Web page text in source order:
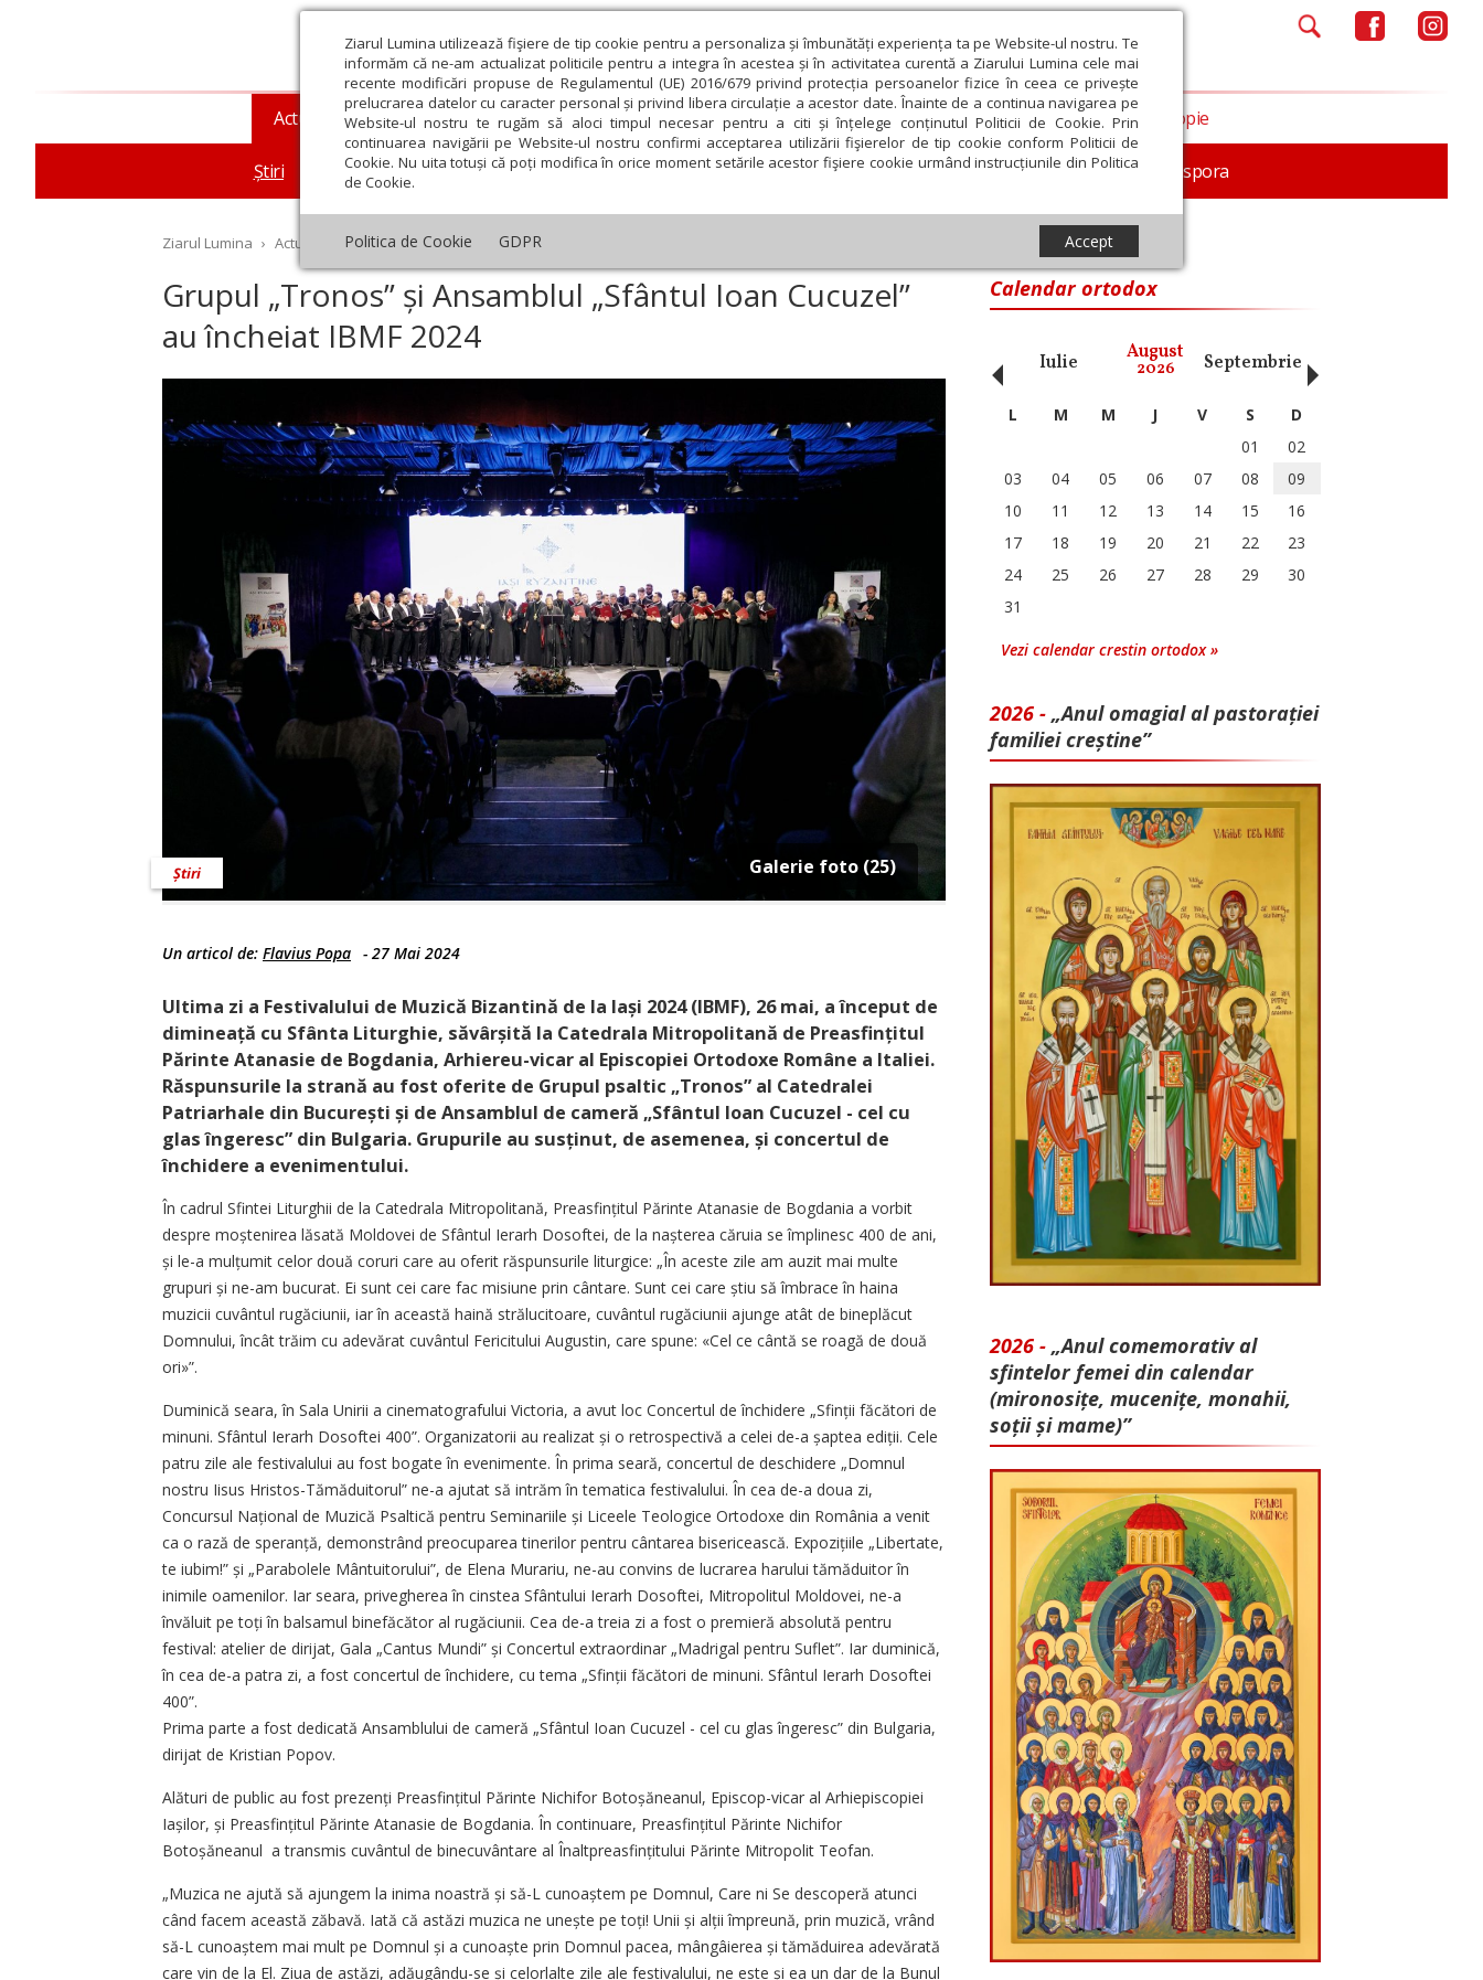
Ziarul Lumina utilizează fişiere de tip cookie pentru a personaliza și îmbunătăți experiența ta pe Website-ul nostru. Te
informăm că ne-am actualizat politicile pentru a integra în acestea și în activitatea curentă a Ziarului Lumina cele mai
recente modificări propuse de Regulamentul (UE) 2016/679 privind protecția persoanelor fizice în ceea ce privește
prelucrarea datelor cu caracter personal și privind libera circulație a acestor date. Înainte de a continua navigarea pe
Website-ul nostru te rugăm să aloci timpul necesar pentru a citi și înțelege conținutul Politicii de Cookie. Prin
continuarea navigării pe Website-ul nostru confirmi acceptarea utilizării fişierelor de tip cookie conform Politicii de
Cookie. Nu uita totuși că poți modifica în orice moment setările acestor fişiere cookie urmând instrucțiunile din Politica
de Cookie.
Politica de Cookie GDPR Accept
Actualitate religioasă
Știri Mesaje și cuvântări An omagial Comunicate de presă Documentar In memoriam Diaspora
Teologie și spiritualitate Educaţie și Cultură Societate Opinii Filantropie
Ziarul Lumina › Actualitate religioasă › Știri › Grupul „Tronos” și Ansamblul „Sfântul Ioan Cucuzel” au încheiat IBMF 2024
Grupul „Tronos” și Ansamblul „Sfântul Ioan Cucuzel”
au încheiat IBMF 2024
Galerie foto (25)
Știri
Un articol de: Flavius Popa - 27 Mai 2024
Ultima zi a Festivalului de Muzică Bizantină de la Iași 2024 (IBMF), 26 mai, a început de
dimineață cu Sfânta Liturghie, săvârșită la Catedrala Mitropolitană de Preasfin­țitul
Părinte Atanasie de Bogdania, Arhiereu-vicar al Episcopiei Ortodoxe Române a Italiei.
Răspunsurile la strană au fost oferite de Grupul psaltic „Tronos” al Catedralei
Patriarhale din București și de Ansamblul de cameră „Sfântul Ioan Cucuzel - cel cu
glas îngeresc” din Bulgaria. Grupurile au susținut, de asemenea, și concertul de
închidere a evenimentului.
În cadrul Sfintei Liturghii de la Catedrala Mitropolitană, Prea­sfințitul Părinte Atanasie de Bogdania a vorbit
despre moștenirea lăsată Moldovei de Sfântul Ierarh Dosoftei, de la nașterea căruia se împlinesc 400 de ani,
și le-a mulțu­mit celor două coruri care au oferit răspunsurile liturgice: „În aceste zile am auzit mai multe
grupuri și ne-am bucurat. Ei sunt cei care fac misiune prin cântare. Sunt cei care știu să îmbrace în haina
muzicii cuvântul rugăciunii, iar în această haină strălucitoare, cuvântul rugăciunii ajunge atât de bineplăcut
Domnului, încât trăim cu adevărat cuvântul Fericitului Augustin, care spune: «Cel ce cântă se roagă de două
ori»”.
Duminică seara, în Sala Unirii a cinematografului Victoria, a avut loc Concertul de închidere „Sfinții făcători de
minuni. Sfântul Ierarh Dosoftei 400”. Organizatorii au realizat și o retrospectivă a celei de-a șaptea ediții. Cele
patru zile ale festivalului au fost bogate în evenimente. În prima seară, concertul de deschidere „Domnul
nostru Iisus Hristos-Tămăduitorul” ne-a ajutat să intrăm în tematica festivalului. În cea de-a doua zi,
Concursul Na­țional de Muzică Psaltică pentru Seminariile și Liceele Teologice Ortodoxe din România a venit
ca o rază de speranță, demonstrând preocuparea tinerilor pentru cântarea bisericească. Expozițiile „Libertate,
te iubim!” și „Parabolele Mântuitorului”, de Elena Murariu, ne-au convins de lucrarea harului tămăduitor în
inimile oamenilor. Iar seara, privegherea în cinstea Sfântului Ierarh Dosoftei, Mitropolitul Moldovei, ne-a
învăluit pe toți în balsamul binefăcător al rugăciunii. Cea de-a treia zi a fost o premieră absolută pentru
festival: atelier de dirijat, Gala „Cantus Mundi” și Concertul extraordinar „Madrigal pentru Suflet”. Iar duminică,
în cea de-a patra zi, a fost concertul de închidere, cu tema „Sfinții făcători de minuni. Sfântul Ierarh Dosoftei
400”.
Prima parte a fost dedicată Ansamblului de cameră „Sfântul Ioan Cucuzel - cel cu glas îngeresc” din Bulgaria,
dirijat de Kristian Popov.
Alături de public au fost prezenți Preasfințitul Părinte Nichifor Boto­șăneanul, Episcop-vicar al Arhiepis­copiei
Iașilor, și Preasfințitul Părinte Atanasie de Bogdania. În continuare, Preasfin­țitul Părinte Nichifor
Botoșăneanul a transmis cuvântul de binecuvântare al Înalt­prea­­sfin­țitului Părinte Mitropolit Teofan.
„Muzica ne ajută să ajungem la inima noastră și să-L cunoaștem pe Domnul, Care ni Se descoperă atunci
când facem această zăbavă. Iată că astăzi muzica ne unește pe toți! Unii și alții împreună, prin muzică, vrând
să-L cunoaștem mai mult pe Domnul și a cunoaște prin Domnul pacea, mângâierea și tămăduirea adevărată
care vin de la El. Ziua de astăzi, adăugându-se și celorlalte zile ale festivalului, ne este și ea un dar de la Bunul
Calendar ortodox
Iulie August
2026 Septembrie Octombrie
‹ L M M J V S
D
01
02
03
04 05 06 07 08
09
10
11 12 13 14 15
16
17
18 19 20 21 22
23
24
25 26 27 28 29
30
31
Vezi calendar crestin ortodox »
2026 - „Anul omagial al pastorației
familiei creștine”
2026 - „Anul comemorativ al
sfintelor femei din calendar
(mironosițe, mu­cenițe, monahii,
soții și mame)”